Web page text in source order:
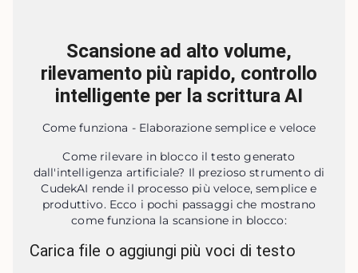
Scansione ad alto volume,
rilevamento più rapido, controllo
intelligente per la scrittura AI
Come funziona - Elaborazione semplice e veloce
Come rilevare in blocco il testo generato
dall'intelligenza artificiale? Il prezioso strumento di
CudekAI rende il processo più veloce, semplice e
produttivo. Ecco i pochi passaggi che mostrano
come funziona la scansione in blocco:
Carica file o aggiungi più voci di testo